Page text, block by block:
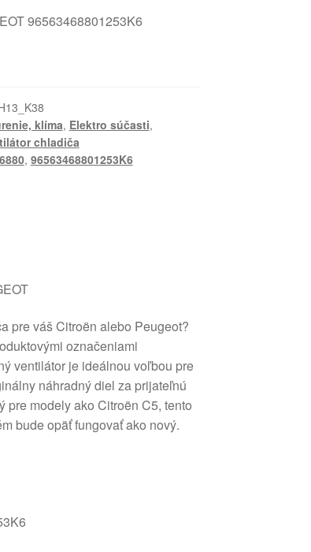
96563468801253K6
klíma, Elektro súčasti,
chladiča
, 96563468801253K6
pre váš Citroën alebo Peugeot?
označeniami
ventilátor je ideálnou voľbou pre
náhradný diel za prijateľnú
pre modely ako Citroën C5, tento
bude opäť fungovať ako nový.